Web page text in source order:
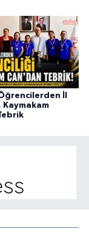
İl
Kaymakam